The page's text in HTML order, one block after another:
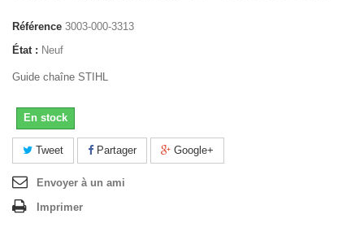
Référence 3003-000-3313
État : Neuf
Guide chaîne STIHL
En stock
Tweet Partager Google+
Envoyer à un ami
Imprimer